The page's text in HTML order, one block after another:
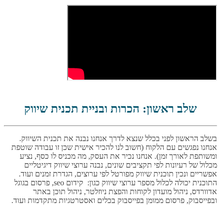
שלב ראשון: הכרות ובניית תכנית שיווק
בשלב הראשון לפני בכלל שנצא לדרך אנחנו נבנה את תכנית השיווק.
אנחנו נפגשים עם הלקוח (חשוב לנו להכיר אישית שכן זו עבודה שוטפת
ומשותפת לאורך זמן). אנחנו נכיר את העסק, מה מכניס לו כסף, נציע
מכלול של רעיונות לפי תקציבים שונים, נבנה ערוצי שיווק דיגיטליים
אפשריים ונכין תוכנית שיווק מפורטל לפי ערוצים, הגדרת זמנים ועוד.
התוכנית יכולה לכלול מספר ערוצי שיווק כגון: קידום seo, פרסום בגוגל
אדוורדס, ניהול מועדון לקוחות והפצת ניוזלטר, ניהול תוכן באתר
ובפייסבוק, פרסום ממומן בפייסבוק בכלים ואסטרטגיות מתקדמות ועוד.